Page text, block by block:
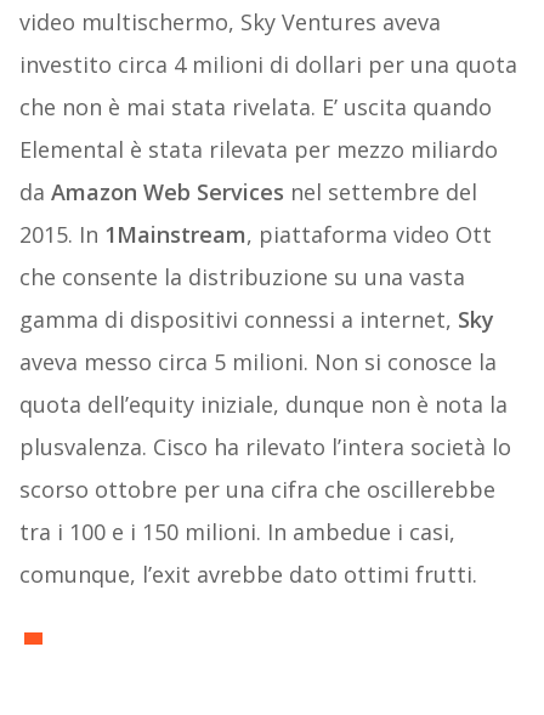
video multischermo, Sky Ventures aveva
investito circa 4 milioni di dollari per una quota
che non è mai stata rivelata. E’ uscita quando
Elemental è stata rilevata per mezzo miliardo
da Amazon Web Services nel settembre del
2015. In 1Mainstream, piattaforma video Ott
che consente la distribuzione su una vasta
gamma di dispositivi connessi a internet, Sky
aveva messo circa 5 milioni. Non si conosce la
quota dell’equity iniziale, dunque non è nota la
plusvalenza. Cisco ha rilevato l’intera società lo
scorso ottobre per una cifra che oscillerebbe
tra i 100 e i 150 milioni. In ambedue i casi,
comunque, l’exit avrebbe dato ottimi frutti.